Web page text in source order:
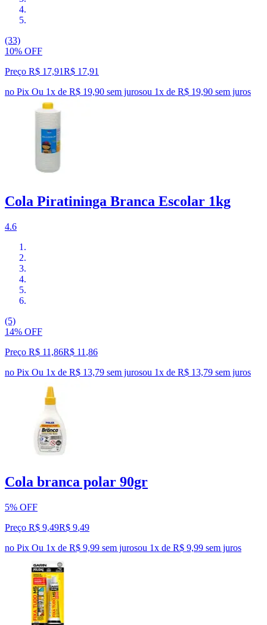
(33)
10% OFF
Preço R$ 17,91R$ 17,91
no Pix Ou 1x de R$ 19,90 sem jurosou 1x de R$ 19,90 sem juros
Cola Piratininga Branca Escolar 1kg
4.6
(5)
14% OFF
Preço R$ 11,86R$ 11 ,86
no Pix Ou 1x de R$ 13,79 sem jurosou 1x de R$ 13,79 sem juros
Cola branca polar 90gr
5% OFF
Preço R$ 9,49R$ 9,49
no Pix Ou 1x de R$ 9,99 sem jurosou 1x de R$ 9,99 sem juros